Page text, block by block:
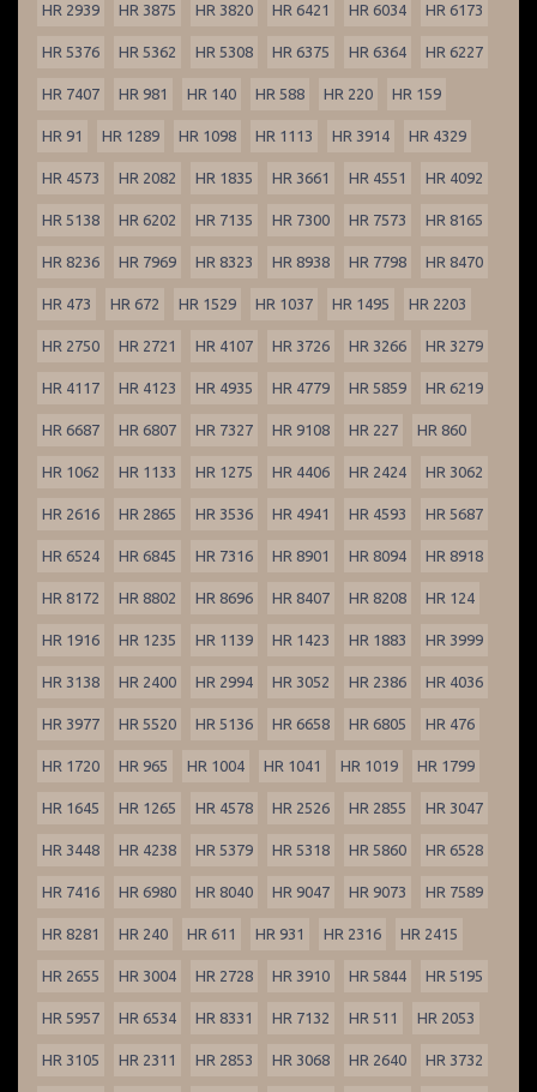
HR 2939 HR 3875 HR 3820 HR 6421 HR 6034 HR 6173
HR 5376 HR 5362 HR 5308 HR 6375 HR 6364 HR 6227
HR 7407 HR 981 HR 140 HR 588 HR 220 HR 159
HR 91 HR 1289 HR 1098 HR 1113 HR 3914 HR 4329
HR 4573 HR 2082 HR 1835 HR 3661 HR 4551 HR 4092
HR 5138 HR 6202 HR 7135 HR 7300 HR 7573 HR 8165
HR 8236 HR 7969 HR 8323 HR 8938 HR 7798 HR 8470
HR 473 HR 672 HR 1529 HR 1037 HR 1495 HR 2203
HR 2750 HR 2721 HR 4107 HR 3726 HR 3266 HR 3279
HR 4117 HR 4123 HR 4935 HR 4779 HR 5859 HR 6219
HR 6687 HR 6807 HR 7327 HR 9108 HR 227 HR 860
HR 1062 HR 1133 HR 1275 HR 4406 HR 2424 HR 3062
HR 2616 HR 2865 HR 3536 HR 4941 HR 4593 HR 5687
HR 6524 HR 6845 HR 7316 HR 8901 HR 8094 HR 8918
HR 8172 HR 8802 HR 8696 HR 8407 HR 8208 HR 124
HR 1916 HR 1235 HR 1139 HR 1423 HR 1883 HR 3999
HR 3138 HR 2400 HR 2994 HR 3052 HR 2386 HR 4036
HR 3977 HR 5520 HR 5136 HR 6658 HR 6805 HR 476
HR 1720 HR 965 HR 1004 HR 1041 HR 1019 HR 1799
HR 1645 HR 1265 HR 4578 HR 2526 HR 2855 HR 3047
HR 3448 HR 4238 HR 5379 HR 5318 HR 5860 HR 6528
HR 7416 HR 6980 HR 8040 HR 9047 HR 9073 HR 7589
HR 8281 HR 240 HR 611 HR 931 HR 2316 HR 2415
HR 2655 HR 3004 HR 2728 HR 3910 HR 5844 HR 5195
HR 5957 HR 6534 HR 8331 HR 7132 HR 511 HR 2053
HR 3105 HR 2311 HR 2853 HR 3068 HR 2640 HR 3732